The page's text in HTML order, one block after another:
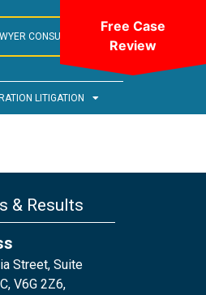
CONSULTATION
LITIGATION
& Results
Street, Suite
V6G 2Z6,
Free Case
Review